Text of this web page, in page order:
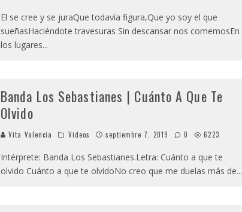
El se cree y se juraQue todavía figura,Que yo soy el que
sueñasHaciéndote travesuras Sin descansar nos comemosEn
los lugares...
Banda Los Sebastianes | Cuánto A Que Te
Olvido
Vita Valencia Videos septiembre 7, 2019 0 6223
Intérprete: Banda Los Sebastianes.Letra: Cuánto a que te
olvido Cuánto a que te olvidoNo creo que me duelas más de...